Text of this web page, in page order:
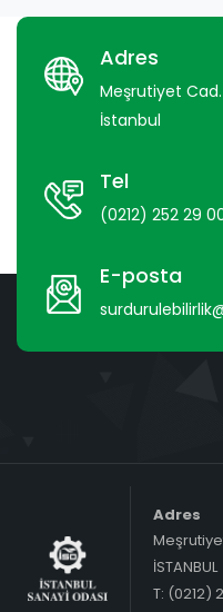
Adres
Meşrutiyet
İstanbul
Tel
(0212) 252 29
E-posta
Adres
İSTANBUL
T: (0212)